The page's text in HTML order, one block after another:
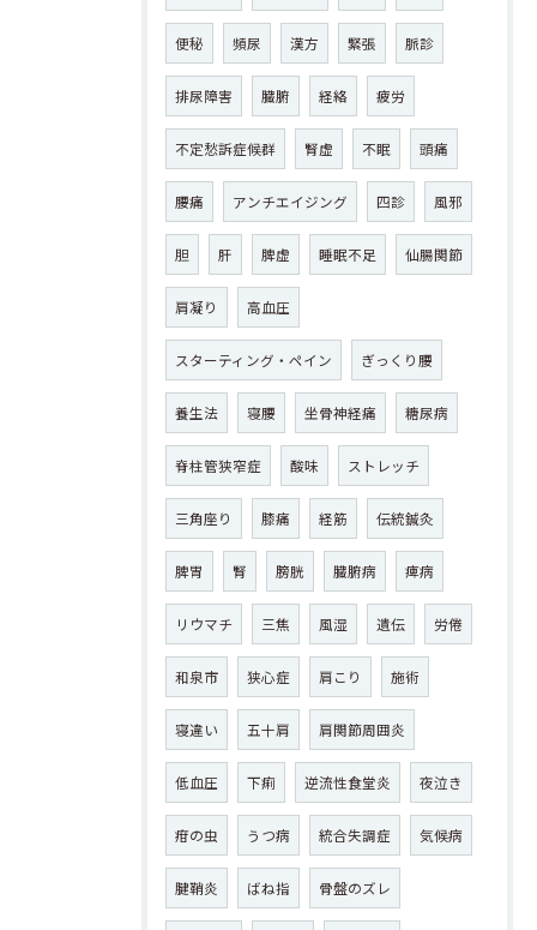
便秘 頻尿 漢方 緊張 脈診
排尿障害 臓腑 経絡 疲労
不定愁訴症候群 腎虚 不眠 頭痛
腰痛 アンチエイジング 四診 風邪
胆 肝 脾虚 睡眠不足 仙腸関節
肩凝り 高血圧
スターティング・ペイン ぎっくり腰
養生法 寝腰 坐骨神経痛 糖尿病
脊柱管狭窄症 酸味 ストレッチ
三角座り 膝痛 経筋 伝統鍼灸
脾胃 腎 膀胱 臓腑病 痺病
リウマチ 三焦 風湿 遺伝 労倦
和泉市 狭心症 肩こり 施術
寝違い 五十肩 肩関節周囲炎
低血圧 下痢 逆流性食堂炎 夜泣き
疳の虫 うつ病 統合失調症 気候病
腱鞘炎 ばね指 骨盤のズレ